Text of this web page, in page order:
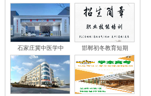
石家庄冀中医学中 邯郸初冬教育短期